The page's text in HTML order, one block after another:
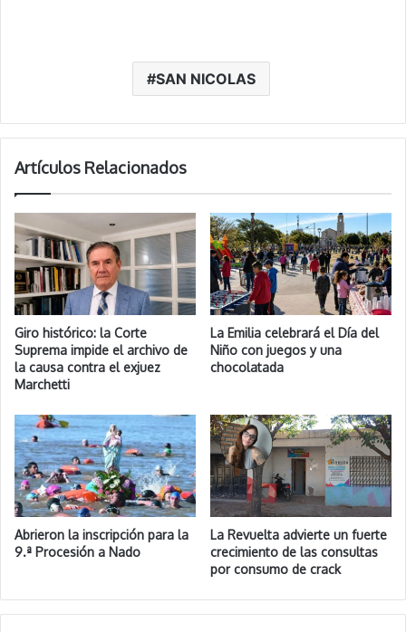
SAN NICOLAS
Artículos Relacionados
Giro histórico: la Corte
Suprema impide el archivo de
la causa contra el exjuez
Marchetti
La Emilia celebrará el Día del
Niño con juegos y una
chocolatada
Abrieron la inscripción para la
9.ª Procesión a Nado
La Revuelta advierte un fuerte
crecimiento de las consultas
por consumo de crack